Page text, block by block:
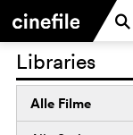
j
Libraries
Alle Filme